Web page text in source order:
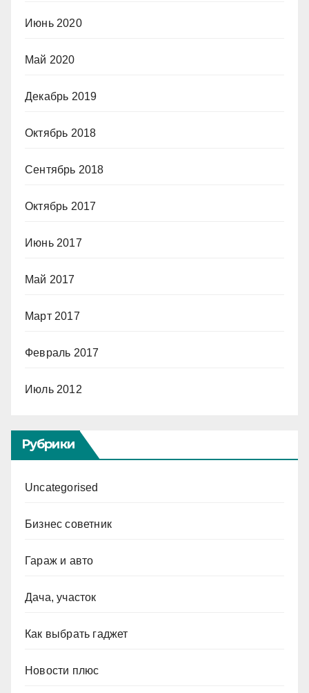
Июнь 2020
Май 2020
Декабрь 2019
Октябрь 2018
Сентябрь 2018
Октябрь 2017
Июнь 2017
Май 2017
Март 2017
Февраль 2017
Июль 2012
Рубрики
Uncategorised
Бизнес советник
Гараж и авто
Дача, участок
Как выбрать гаджет
Новости плюс